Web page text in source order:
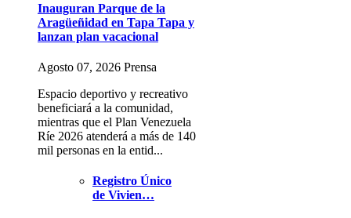
Inauguran Parque de la
Aragüeñidad en Tapa Tapa y
lanzan plan vacacional
Agosto 07, 2026 Prensa
Espacio deportivo y recreativo
beneficiará a la comunidad,
mientras que el Plan Venezuela
Ríe 2026 atenderá a más de 140
mil personas en la entid...
Registro Único
de Vivien…